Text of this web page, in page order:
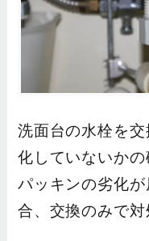
洗面台の水栓を
化していないかの
パッキンの劣化
合、交換のみで対